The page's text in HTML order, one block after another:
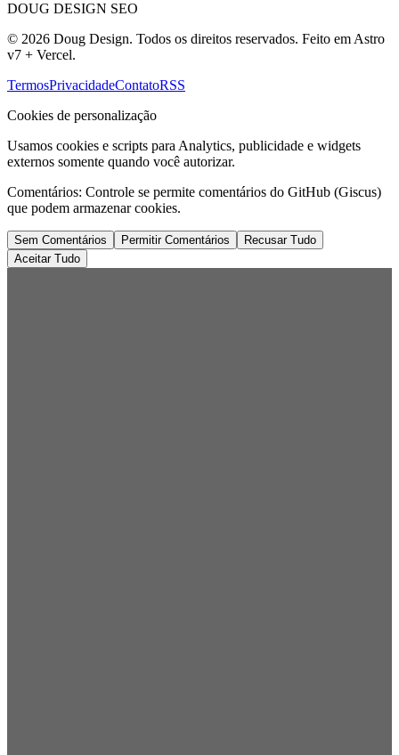
DOUG DESIGN SEO
© 2026 Doug Design. Todos os direitos reservados. Feito em Astro
v7 + Vercel.
TermosPrivacidadeContatoRSS
Cookies de personalização
Usamos cookies e scripts para Analytics, publicidade e widgets
externos somente quando você autorizar.
Comentários: Controle se permite comentários do GitHub (Giscus)
que podem armazenar cookies.
Sem Comentários Permitir Comentários
Recusar Tudo
Aceitar Tudo